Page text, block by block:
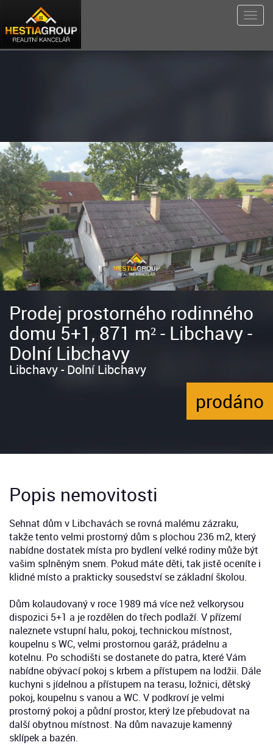
Prodej prostorného rodinného
domu 5+1, 871 m² - Libchavy -
Dolní Libchavy
Libchavy - Dolní Libchavy
prodáno
Popis nemovitosti
Sehnat dům v Libchavách se rovná malému zázraku,
takže tento velmi prostorný dům s plochou 236 m2, který
nabídne dostatek místa pro bydlení velké rodiny může být
vašim splněným snem. Pokud máte děti, tak jistě oceníte i
klidné místo a prakticky sousedství se základní školou.
Dům kolaudovaný v roce 1989 má více než velkorysou
dispozici 5+1 a je rozdělen do třech podlaží. V přízemí
naleznete vstupní halu, pokoj, technickou místnost,
koupelnu s WC, velmi prostornou garáž, prádelnu a
kotelnu. Po schodišti se dostanete do patra, které Vám
nabídne obývací pokoj s krbem a přístupem na lodžii. Dále
kuchyni s jídelnou a přístupem na terasu, ložnici, dětský
pokoj, koupelnu s vanou a WC. V podkroví je velmi
prostorný pokoj a půdní prostor, který lze přebudovat na
další obytnou místnost. Na dům navazuje kamenný
sklípek a bazén.